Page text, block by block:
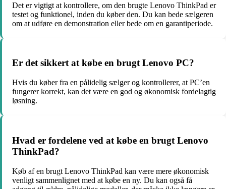
Det er vigtigt at kontrollere, om den brugte Lenovo ThinkPad er
testet og funktionel, inden du køber den. Du kan bede sælgeren
om at udføre en demonstration eller bede om en garantiperiode.
Er det sikkert at købe en brugt Lenovo PC?
Hvis du køber fra en pålidelig sælger og kontrollerer, at PC’en
fungerer korrekt, kan det være en god og økonomisk fordelagtig
løsning.
Hvad er fordelene ved at købe en brugt Lenovo
ThinkPad?
Køb af en brugt Lenovo ThinkPad kan være mere økonomisk
venligt sammenlignet med at købe en ny. Du kan også få